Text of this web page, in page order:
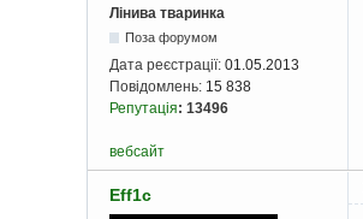
Лінива тваринка
Поза форумом
Дата реєстрації: 01.05.2013
Повідомлень: 15 838
Репутація: 13496
вебсайт
Eff1c